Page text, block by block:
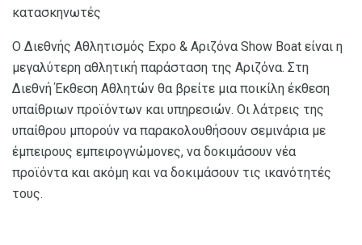
κατασκηνωτές
Ο Διεθνής Αθλητισμός Expo & Αριζόνα Show Boat είναι η
μεγαλύτερη αθλητική παράσταση της Αριζόνα. Στη
Διεθνή Έκθεση Αθλητών θα βρείτε μια ποικίλη έκθεση
υπαίθριων προϊόντων και υπηρεσιών. Οι λάτρεις της
υπαίθρου μπορούν να παρακολουθήσουν σεμινάρια με
έμπειρους εμπειρογνώμονες, να δοκιμάσουν νέα
προϊόντα και ακόμη και να δοκιμάσουν τις ικανότητές
τους.